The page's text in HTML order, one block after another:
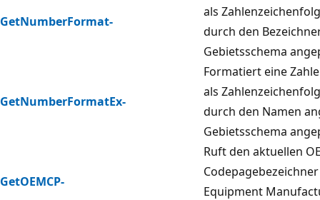
GetNumberFormat-
als
durch den
Gebietsschema
GetNumberFormatEx-
Formatiert eine
als
durch den Namen
Gebietsschema
GetOEMCP-
Ruft den aktuellen
Equipment